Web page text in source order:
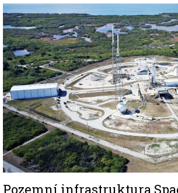
Image
Pozemní infrastruktura